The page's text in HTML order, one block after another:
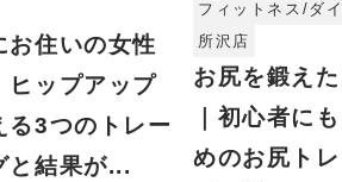
お住いの女性
ヒップアップ
る3つのトレー
と結果が...
フィットネス/ダ
所沢店
お尻を鍛え
｜初心者に
めのお尻ト